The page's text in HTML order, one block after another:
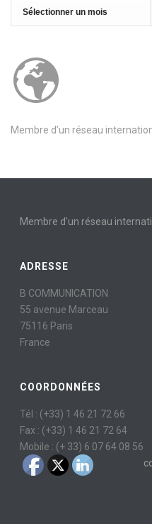
Archives
Membre d’un réseau
Membre d’un réseau
ADRESSE
B COMMUNICATION
55 avenue Marceau
75116 Paris
France
COORDONNÉES
Tél : (+33) 1 46 21 72 66
Fax : (+33) 1 46 21 72 64
Mobile : (+ 33) 6 07 64 08 56